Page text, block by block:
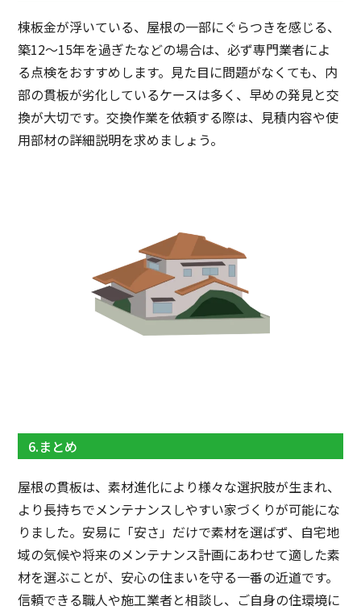
棟板金が浮いている、屋根の一部にぐらつきを感じる、
築12〜15年を過ぎたなどの場合は、必ず専門業者によ
る点検をおすすめします。見た目に問題がなくても、内
部の貫板が劣化しているケースは多く、早めの発見と交
換が大切です。交換作業を依頼する際は、見積内容や使
用部材の詳細説明を求めましょう。
6.まとめ
屋根の貫板は、素材進化により様々な選択肢が生まれ、
より長持ちでメンテナンスしやすい家づくりが可能にな
りました。安易に「安さ」だけで素材を選ばず、自宅地
域の気候や将来のメンテナンス計画にあわせて適した素
材を選ぶことが、安心の住まいを守る一番の近道です。
信頼できる職人や施工業者と相談し、ご自身の住環境に